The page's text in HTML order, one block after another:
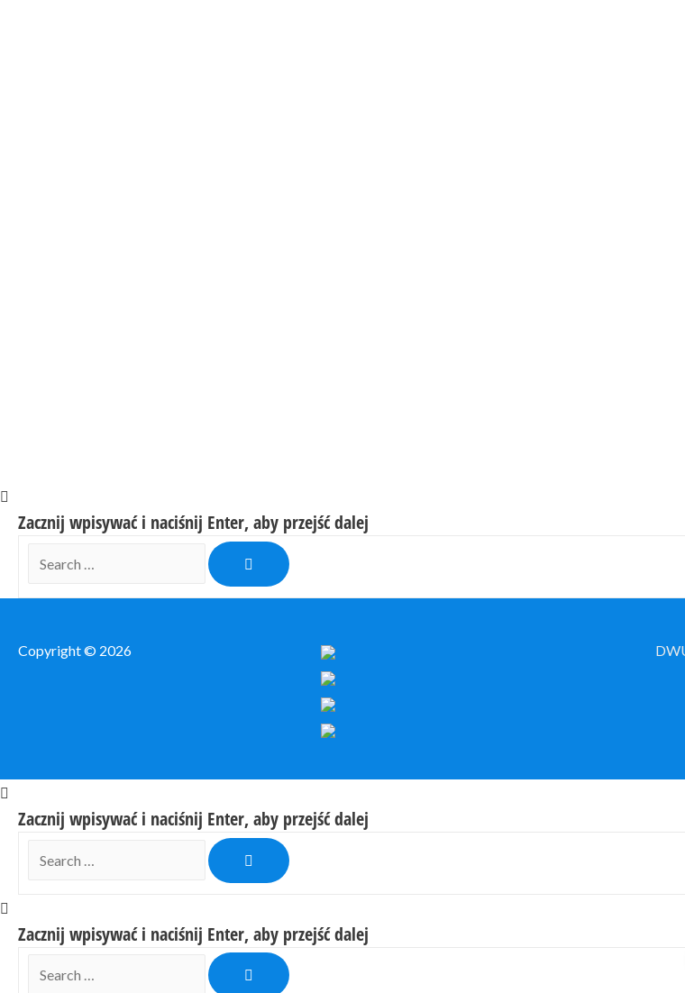
Zacznij wpisywać i naciśnij Enter, aby przejść dalej
Copyright © 2026
Zacznij wpisywać i naciśnij Enter, aby przejść dalej
Zacznij wpisywać i naciśnij Enter, aby przejść dalej